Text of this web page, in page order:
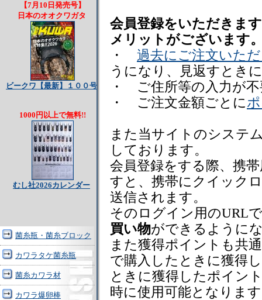
会員登録をいただきま
メリットがございます
・ 過去にご注文いた
うになり、見返すとき
・ ご住所等の入力が
・ ご注文金額ごとに
また当サイトのシステ
しております。
会員登録をする際、携
すと、携帯にクイック
送信されます。
そのログイン用のURLで
買い物ができるように
また獲得ポイントも共
で購入したときに獲得
ときに獲得したポイン
時に使用可能となりま
【7月10日発売号】
日本のオオクワガタ
ビークワ【最新】１００号
1000円以上で無料!!
むし社2026カレンダー
菌糸瓶・菌糸ブロック
カワラタケ菌糸瓶
菌糸カワラ材
カワラ爆卵棒